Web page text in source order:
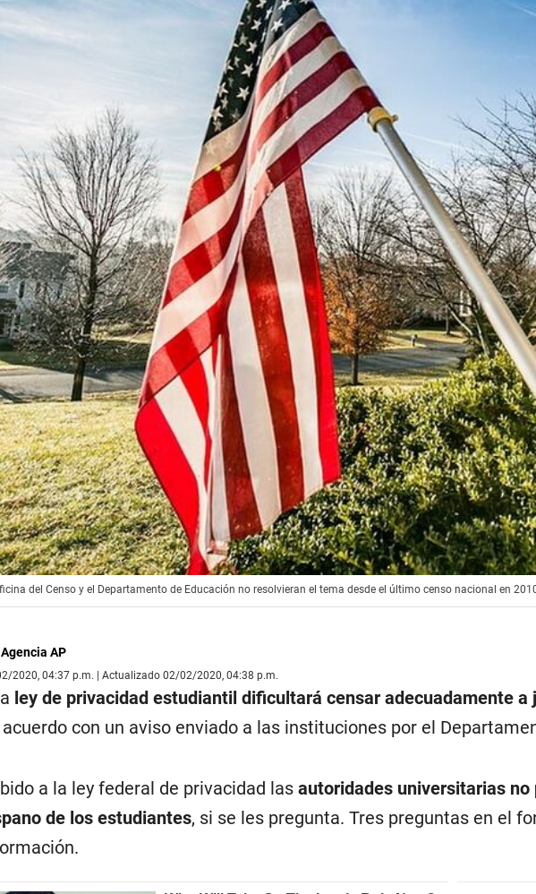
del Censo y el Departamento de Educación no resolvieran el tema desde el último censo nacional en
Agencia AP
2020, 04:37 p.m. | Actualizado 02/02/2020, 04:38 p.m.
ley de privacidad estudiantil dificultará censar adecuadamente
acuerdo con un aviso enviado a las instituciones por el
a la ley federal de privacidad lasautoridades universitarias no
de los estudiantes, si se les pregunta. Tres preguntas en el